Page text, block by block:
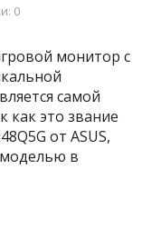
0
монитор с
самой
как это звание
от ASUS,
в